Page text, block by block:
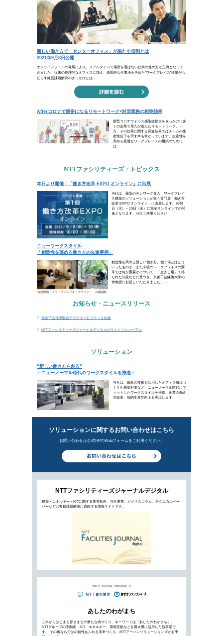
本メールは、NTTアーバンソリューションズグループ
などにご来場、お申込み頂いた方、営業活動で名刺交
限りある身の力ためさん。
人生は試練の連続です。ときには逃
試練を乗り越えることはできません
気概を持ち、度重なる困難にも耐え
に立ち向かいましょう 。
ビジネスコラム
新しい働き方で「センターオフィス」が果たす
Afterコロナで重要になるリモートワーク×対面
トピックス
ニューワークスタイル「創造性を高める働き方
お知らせ・ニュースリリース
完全子会社吸収合併でケイパビリティを結集
NTTファシリティーズジャーナルデジタルがサ
ソリューション
“新しい働き方を創る”～ニューノーマル時代の
新しい働き方で「センターオフィス
2021年9月8日公開
きました。従来の物理的なオフィスに加え、
たらす経営課題解決のきっかけとは…
Afterコロナで重要になるリモート